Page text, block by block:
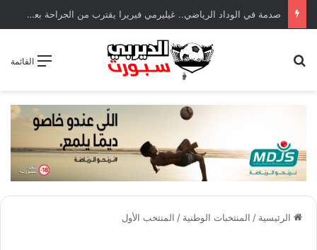
صدمة في الوداد الرياضي.. غيليرمي فيريرا يقترب من الجراحة بعد قطع في الرباط الصليبي
القائمة
الرئيسية / المنتخبات الوطنية / المنتخب الأول